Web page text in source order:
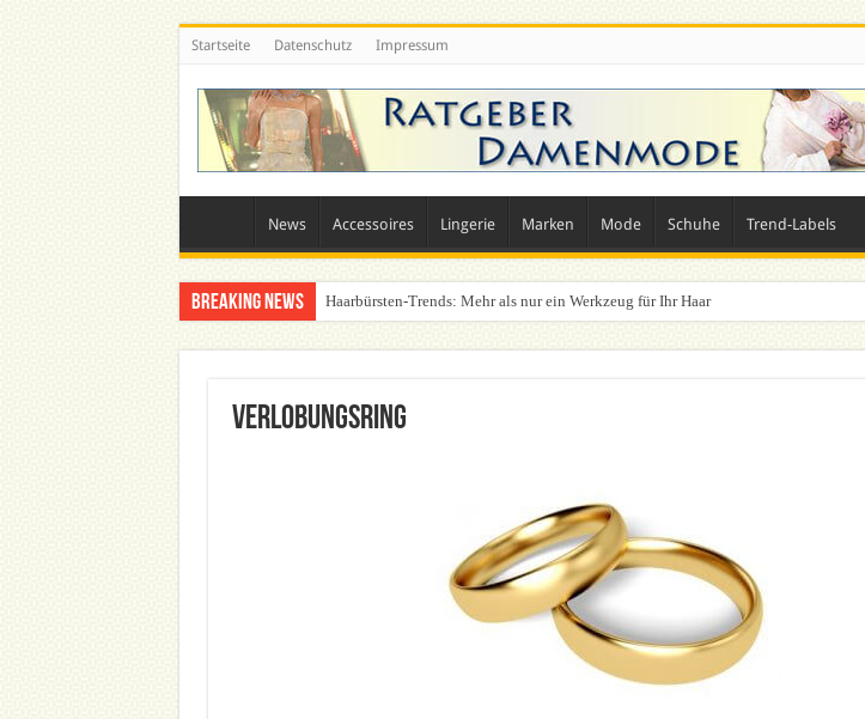
Startseite Datenschutz Impressum
News Accessoires Lingerie Marken Mode Schuhe Trend-Labels
Breaking News Haarbürsten-Trends: Mehr als nur ein Werkzeug für Ihr Haar
Was zieht man auf ein Festival an? Dein ultimativer Styleguide für die Festivalsaison
Verlobungsring